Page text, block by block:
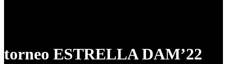
torneo ESTRELLA DAM’22